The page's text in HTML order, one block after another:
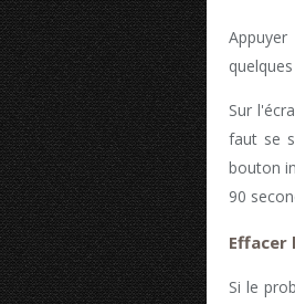
Sur
faut se
bouton
90
Effacer
Si le